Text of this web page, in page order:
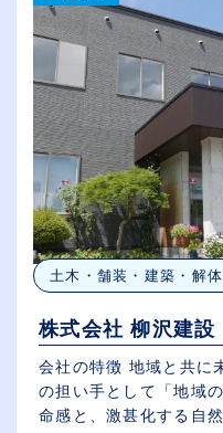
休日数
土木・舗装・建築・解
株式会社 柳沢建設
会社の特徴 地域と共に未来を 地域の守り手、地域振興
の担い手として「地域
命感と、激甚化する自